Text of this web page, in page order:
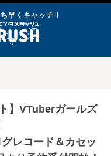
早くキャッチ！
】VTuberガールズ
レコード＆カセッ